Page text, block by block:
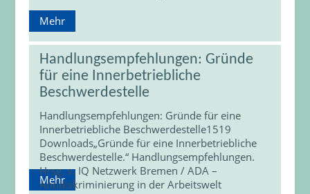
Mehr
Handlungsempfehlungen: Gründe
für eine Innerbetriebliche
Beschwerdestelle
Handlungsempfehlungen: Gründe für eine
Innerbetriebliche Beschwerdestelle1519
Downloads„Gründe für eine Innerbetriebliche
Beschwerdestelle.“ Handlungsempfehlungen.
Hrsg. v. IQ Netzwerk Bremen / ADA –
Antidiskriminierung in der Arbeitswelt
Mehr